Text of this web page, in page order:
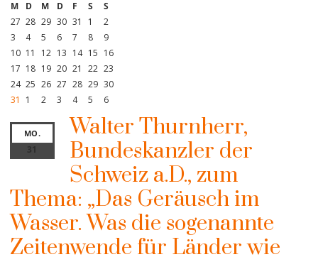
M
D M D F S
S
27 28 29 30 31 1
2
3
4 5 6 7 8
9
10 11 12 13 14 15 16
17 18 19 20 21 22 23
24 25 26 27 28 29 30
31
1 2 3 4 5 6
MO.
31
Walter Thurnherr,
Bundeskanzler der
Schweiz a.D., zum
Thema: „Das Geräusch im
Wasser. Was die sogenannte
Zeitenwende für Länder wie